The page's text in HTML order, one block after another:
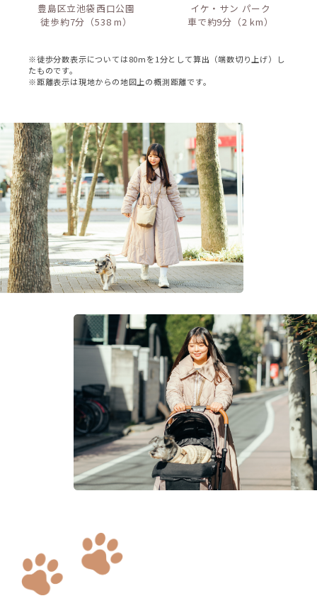
豊島区立池袋西口公園
徒歩約7分（538 m）
イケ・サン パーク
車で約9分（2 km）
※徒歩分数表示については80mを1分として算出（端数切り上げ）し
たものです。
※距離表示は現地からの地図上の概測距離です。